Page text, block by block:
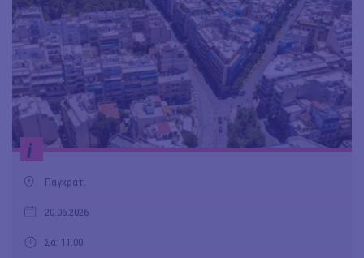
i
Παγκράτι
20.06.2026
Σα: 11.00